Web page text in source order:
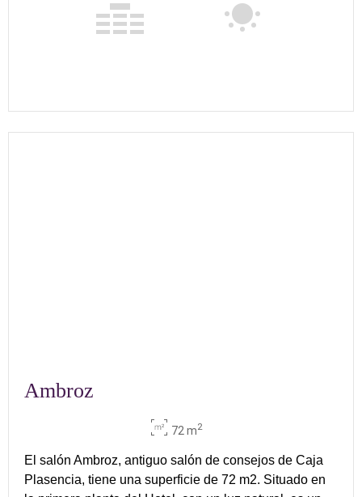
Ambroz
72 m2
El salón Ambroz, antiguo salón de consejos de Caja
Plasencia, tiene una superficie de 72 m2. Situado en